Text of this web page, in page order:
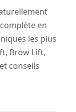
en
les plus
Brow Lift,
conseils